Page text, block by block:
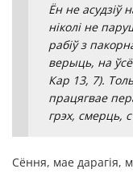
Ён не асудзіў
ніколі не
рабіў з
верыць, на
Кар 13, 7).
працягвае
грэх, смерць,
Сёння, мае дарагія,